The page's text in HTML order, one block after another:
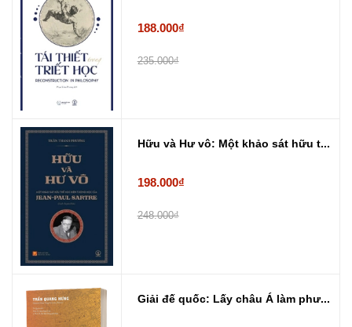
188.000₫
235.000₫
Hữu và Hư vô: Một khảo sát hữu t...
198.000₫
248.000₫
Giải đế quốc: Lấy châu Á làm phư...